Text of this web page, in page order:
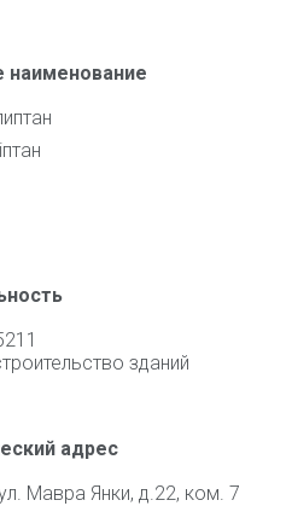
наименование
зданий
адрес
Мавра Янки, д.22, ком. 7